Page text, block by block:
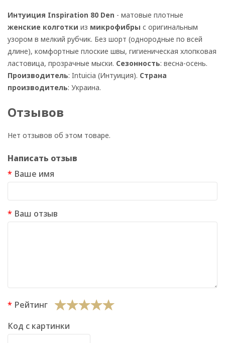
Интуиция Inspiration 80 Den - матовые плотные
женские колготки из микрофибры с оригинальным
узором в мелкий рубчик. Без шорт (однородные по всей
длине), комфортные плоские швы, гигиеническая хлопковая
ластовица, прозрачные мыски. Сезонность: весна-осень.
Производитель: Intuicia (Интуиция). Страна
производитель: Украина.
Отзывов
Нет отзывов об этом товаре.
Написать отзыв
Ваше имя
Ваш отзыв
Рейтинг
Код с картинки